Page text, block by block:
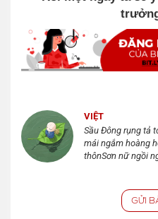
VIỆT
Sầu Đông rụng tả
mái ngắm hoàng
thônSơn nữ ngồi
GỬI